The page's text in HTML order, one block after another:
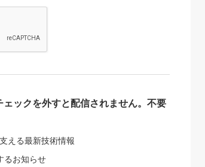
ックを外すと配信されません。不要
える最新技術情報
るお知らせ